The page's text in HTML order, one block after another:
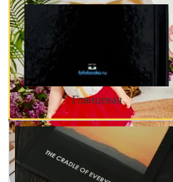
Глянцевая